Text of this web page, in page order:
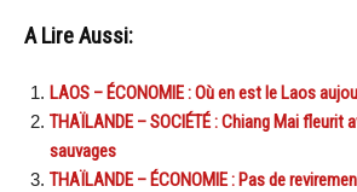
A Lire Aussi:
LAOS – ÉCONOMIE : Où en est le Laos
THAÏLANDE – SOCIÉTÉ : Chiang Mai fleurit
sauvages
THAÏLANDE – ÉCONOMIE : Pas de